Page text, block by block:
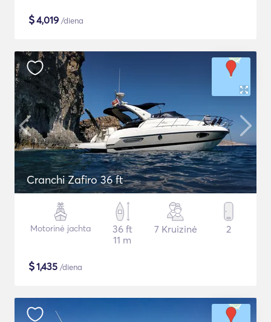
$4,019 /diena
Cranchi Zafiro 36 ft
Motorinė jachta
36 ft
11 m
7 Kruizinė 2
$1,435 /diena